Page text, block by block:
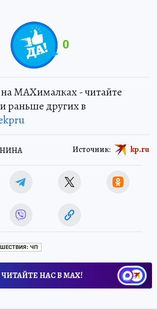
0
MAXималках - читайте
раньше других в
Источник: kp.ru
ЧП
ЧИТАЙТЕ НАС В МАХ!